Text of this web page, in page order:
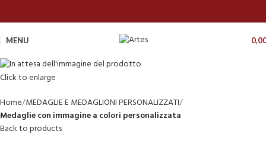
MENU
Click to enlarge
Home MEDAGLIE E MEDAGLIONI PERSONALIZZATI
Medaglie con immagine a colori personalizzata
Back to products